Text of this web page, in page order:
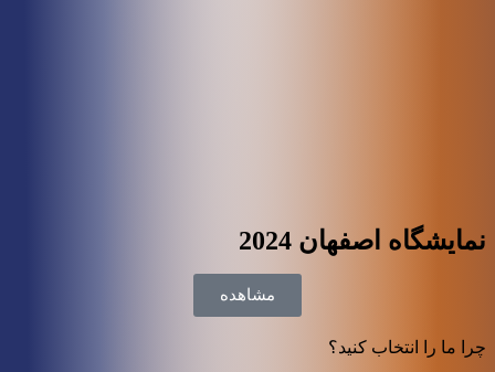
نمایشگاه اصفهان 2024
مشاهده
چرا ما را انتخاب کنید؟